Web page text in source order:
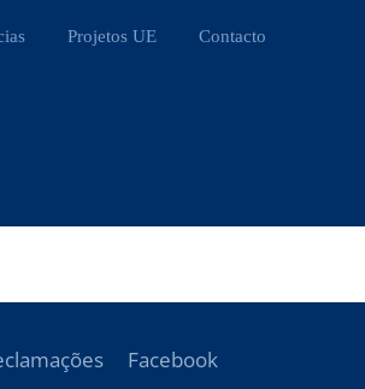
Projetos UE Contacto
Facebook